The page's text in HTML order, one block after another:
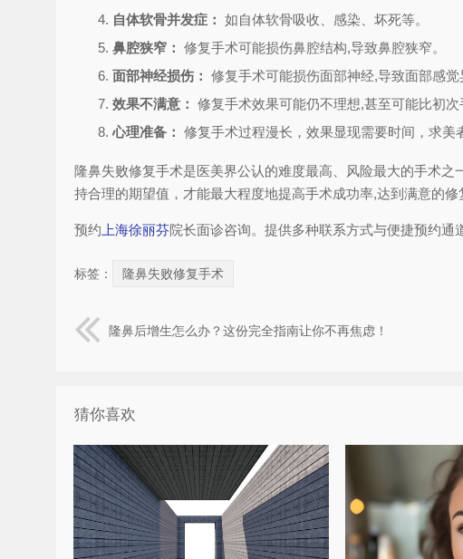
自体软骨并发症： 如自体软骨吸收、感染、坏死等。
鼻腔狭窄： 修复手术可能损伤鼻腔结构,导致鼻腔狭窄。
面部神经损伤： 修复手术可能损伤面部神经,导致面部感觉
效果不满意： 修复手术效果可能仍不理想,甚至可能比初次
心理准备： 修复手术过程漫长，效果显现需要时间，求美
隆鼻失败修复手术是医美界公认的难度最高、风险最大的手术
持合理的期望值，才能最大程度地提高手术成功率,达到满意的修
预约 上海徐丽芬院长面诊咨询。提供多种联系方式与便捷预约通
标签： 隆鼻失败修复手术
隆鼻后增生怎么办？这份完全指南让你不再焦虑！
猜你喜欢